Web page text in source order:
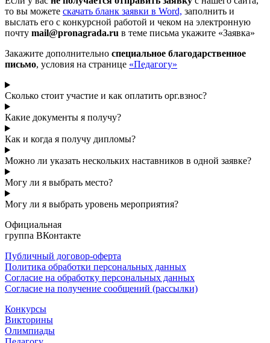
то вы можете cкачать бланк заявки в Word, заполнить и
выслать его с конкурсной работой и чеком на электронную
почту mail@pronagrada.ru в теме письма укажите «Заявка»
Закажите дополнительно специальное благодарственное
письмо, условия на странице «Педагогу»
Сколько стоит участие и как оплатить орг.взнос?
Какие документы я получу?
Как и когда я получу дипломы?
Можно ли указать нескольких наставников в одной заявке?
Могу ли я выбрать место?
Могу ли я выбрать уровень мероприятия?
Официальная
группа ВКонтакте
Публичный договор-оферта
Политика обработки персональных данных
Согласие на обработку персональных данных
Согласие на получение сообщений (рассылки)
Конкурсы
Викторины
Олимпиады